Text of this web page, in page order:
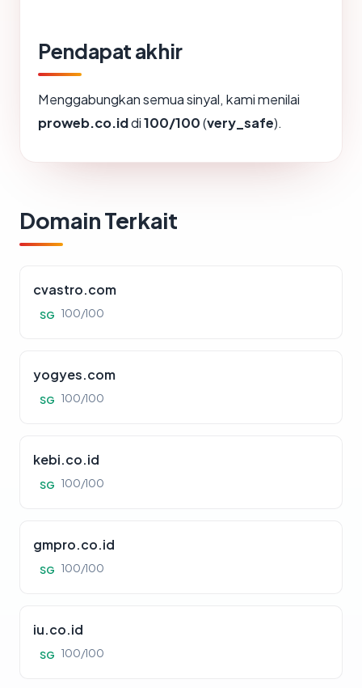
Pendapat akhir
Menggabungkan semua sinyal, kami menilai
proweb.co.iddi100/100(very_safe).
Domain Terkait
cvastro.com
SG 100/100
yogyes.com
SG 100/100
kebi.co.id
SG 100/100
gmpro.co.id
SG 100/100
iu.co.id
SG 100/100